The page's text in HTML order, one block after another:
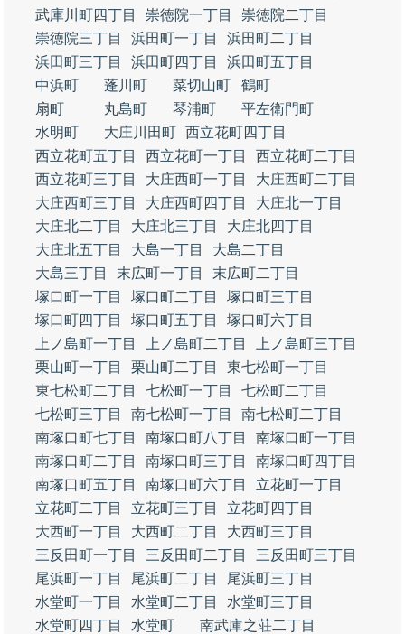
武庫川町四丁目
崇徳院一丁目
崇徳院二丁目
崇徳院三丁目
浜田町一丁目
浜田町二丁目
浜田町三丁目
浜田町四丁目
浜田町五丁目
中浜町
蓬川町 菜切山町
鶴町
扇町
丸島町 琴浦町
平左衛門町
水明町
大庄川田町 西立花町四丁目
西立花町五丁目
西立花町一丁目
西立花町二丁目
西立花町三丁目
大庄西町一丁目
大庄西町二丁目
大庄西町三丁目
大庄西町四丁目
大庄北一丁目
大庄北二丁目
大庄北三丁目
大庄北四丁目
大庄北五丁目
大島一丁目
大島二丁目
大島三丁目
末広町一丁目
末広町二丁目
塚口町一丁目
塚口町二丁目
塚口町三丁目
塚口町四丁目
塚口町五丁目
塚口町六丁目
上ノ島町一丁目
上ノ島町二丁目
上ノ島町三丁目
栗山町一丁目
栗山町二丁目
東七松町一丁目
東七松町二丁目
七松町一丁目
七松町二丁目
七松町三丁目
南七松町一丁目
南七松町二丁目
南塚口町七丁目
南塚口町八丁目
南塚口町一丁目
南塚口町二丁目
南塚口町三丁目
南塚口町四丁目
南塚口町五丁目
南塚口町六丁目
立花町一丁目
立花町二丁目
立花町三丁目
立花町四丁目
大西町一丁目
大西町二丁目
大西町三丁目
三反田町一丁目
三反田町二丁目
三反田町三丁目
尾浜町一丁目
尾浜町二丁目
尾浜町三丁目
水堂町一丁目
水堂町二丁目
水堂町三丁目
水堂町四丁目
水堂町 南武庫之荘二丁目